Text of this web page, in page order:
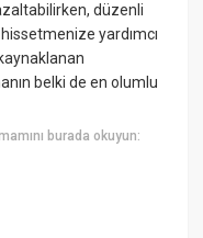
azaltabilirken, düzenli
yardımcı
belki de en olumlu
burada okuyun: